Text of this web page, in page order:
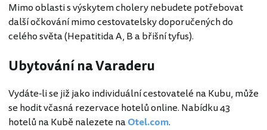
Mimo oblasti s výskytem cholery nebudete potřebovat
další očkování mimo cestovatelsky doporučených do
celého světa (Hepatitida A, B a břišní tyfus).
Ubytování na Varaderu
Vydáte-li se již jako individuální cestovatelé na Kubu, může
se hodit včasná rezervace hotelů online. Nabídku 43
hotelů na Kubě nalezete naOtel.com.